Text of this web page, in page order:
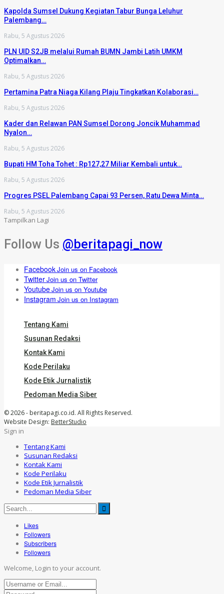
Kapolda Sumsel Dukung Kegiatan Tabur Bunga Leluhur
Palembang…
Rabu, 5 Agustus 2026
PLN UID S2JB melalui Rumah BUMN Jambi Latih UMKM
Optimalkan…
Rabu, 5 Agustus 2026
Pertamina Patra Niaga Kilang Plaju Tingkatkan Kolaborasi…
Rabu, 5 Agustus 2026
Kader dan Relawan PAN Sumsel Dorong Joncik Muhammad
Nyalon…
Rabu, 5 Agustus 2026
Bupati HM Toha Tohet : Rp127,27 Miliar Kembali untuk…
Rabu, 5 Agustus 2026
Progres PSEL Palembang Capai 93 Persen, Ratu Dewa Minta…
Rabu, 5 Agustus 2026
Tampilkan Lagi
Follow Us @beritapagi_now
FacebookJoin us on Facebook
TwitterJoin us on Twitter
YoutubeJoin us on Youtube
Instagram Join us on Instagram
Tentang Kami
Susunan Redaksi
Kontak Kami
Kode Perilaku
Kode Etik Jurnalistik
Pedoman Media Siber
© 2026 - beritapagi.co.id. All Rights Reserved.
Website Design: BetterStudio
Sign in
Tentang Kami
Susunan Redaksi
Kontak Kami
Kode Perilaku
Kode Etik Jurnalistik
Pedoman Media Siber
Likes
Followers
Subscribers
Followers
Welcome, Login to your account.